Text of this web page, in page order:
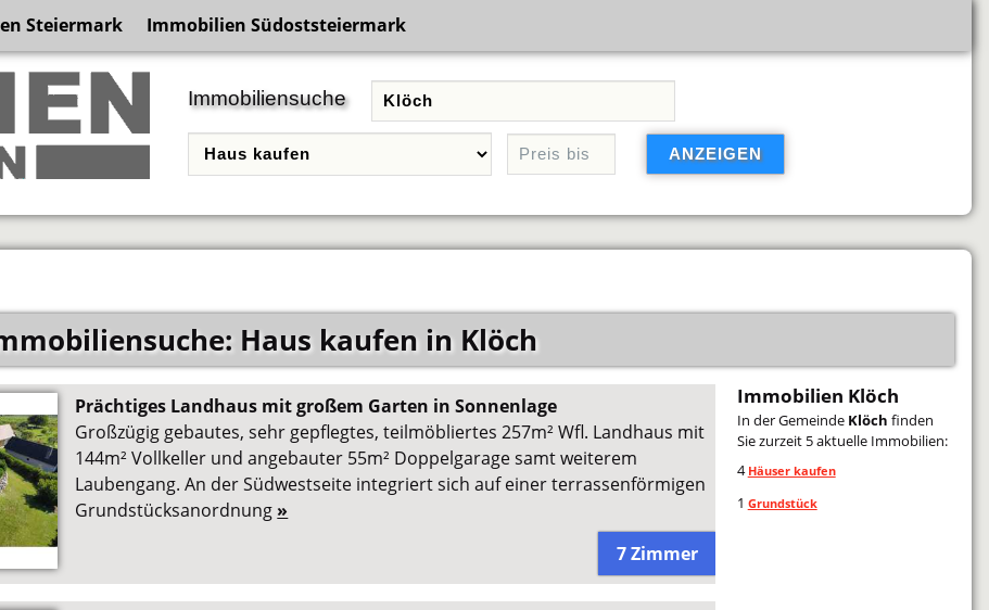
Steiermark Immobilien Südoststeiermark
Immobiliensuche
Haus kaufen in Klöch
Prächtiges Landhaus mit großem Garten in Sonnenlage
Großzügig gebautes, sehr gepflegtes, teilmöbliertes 257m² Wfl. Landhaus mit
144m² Vollkeller und angebauter 55m² Doppelgarage samt weiterem
Laubengang. An der Südwestseite integriert sich auf einer terrassenförmigen
Grundstücksanordnung »
7 Zimmer
Immobilien Klöch
In der Gemeinde Klöch finden
Sie zurzeit 5 aktuelle Immobilien:
4 Häuser kaufen
1 Grundstück